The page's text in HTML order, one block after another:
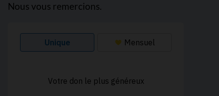
Nous vous remercions.